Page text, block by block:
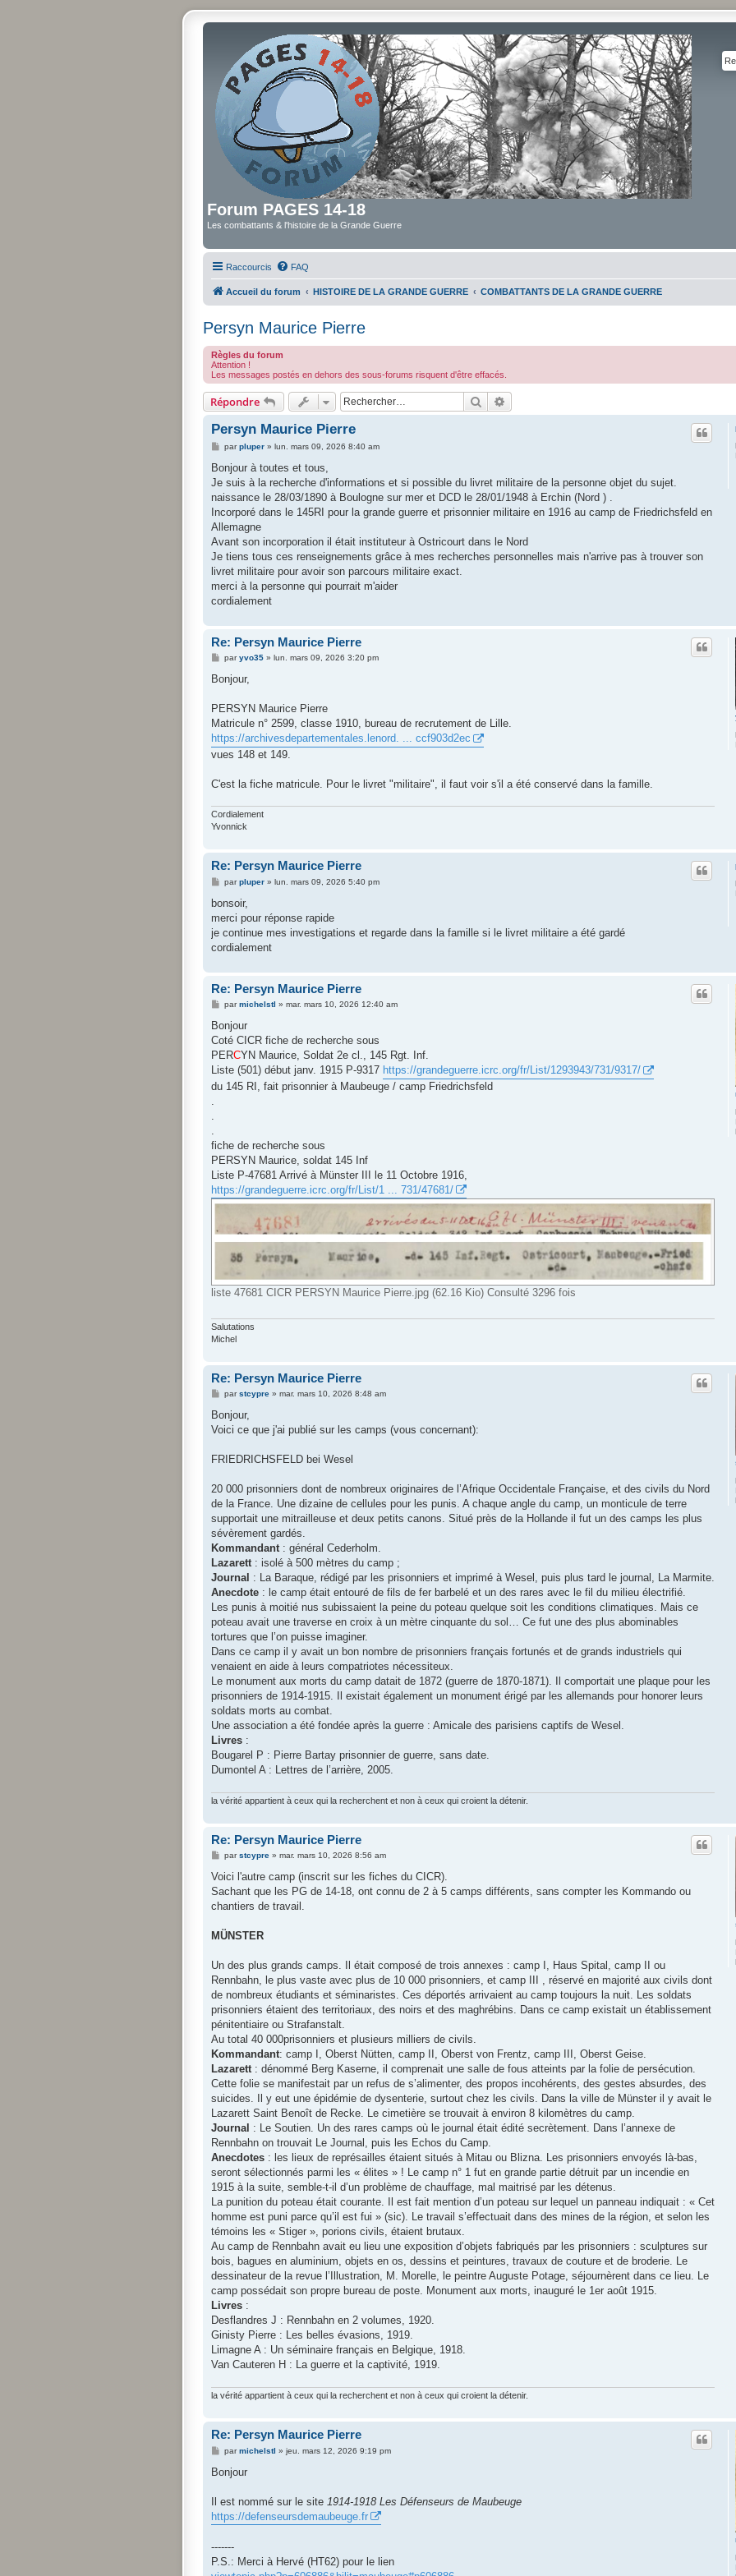
Forum PAGES 14-18
Les combattants & l'histoire de la Grande Guerre
Raccourcis FAQ
Accueil du forum HISTOIRE DE LA GRANDE GUERRE COMBATTANTS DE LA GRANDE GUERRE
Persyn Maurice Pierre
Règles du forum
Attention !
Les messages postés en dehors des sous-forums risquent d'être effacés.
Répondre Rechercher
Persyn Maurice Pierre
M
s
a
g
parpluper» lun. mars 09, 2026 8:40 am
Bonjour à toutes et tous,
Je suis à la recherche d'informations et si possible du livret militaire de la personne objet du sujet.
naissance le 28/03/1890 à Boulogne sur mer et DCD le 28/01/1948 à Erchin (Nord ) .
Incorporé dans le 145RI pour la grande guerre et prisonnier militaire en 1916 au camp de Friedrichsfeld en
Allemagne
Avant son incorporation il était instituteur à Ostricourt dans le Nord
Je tiens tous ces renseignements grâce à mes recherches personnelles mais n'arrive pas à trouver son
livret militaire pour avoir son parcours militaire exact.
merci à la personne qui pourrait m'aider
cordialement
Re: Persyn Maurice Pierre
M
s
g
paryvo35» lun. mars 09, 2026 3:20 pm
Bonjour,
PERSYN Maurice Pierre
Matricule n° 2599, classe 1910, bureau de recrutement de Lille.
https://archivesdepartementales.lenord. ... ccf903d2ec
vues 148 et 149.
C'est la fiche matricule. Pour le livret "militaire", il faut voir s'il a été conservé dans la famille.
Cordialement
Yvonnick
Re: Persyn Maurice Pierre
M
s
a
g
parpluper» lun. mars 09, 2026 5:40 pm
bonsoir,
merci pour réponse rapide
je continue mes investigations et regarde dans la famille si le livret militaire a été gardé
cordialement
Re: Persyn Maurice Pierre
M
s
a
g
parmichelstl » mar. mars 10, 2026 12:40 am
Bonjour
Coté CICR fiche de recherche sous
PERCYN Maurice, Soldat 2e cl., 145 Rgt. Inf.
Liste (501) début janv. 1915 P-9317 https://grandeguerre.icrc.org/fr/List/1293943/731/9317/
du 145 RI, fait prisonnier à Maubeuge / camp Friedrichsfeld
fiche de recherche sous
PERSYN Maurice, soldat 145 Inf
Liste P-47681 Arrivé à Münster III le 11 Octobre 1916,
https://grandeguerre.icrc.org/fr/List/1 ... 731/47681/
liste 47681 CICR PERSYN Maurice Pierre.jpg (62.16 Kio) Consulté 3296 fois
Salutations
Michel
Re: Persyn Maurice Pierre
M
s
a
parstcypre» mar. mars 10, 2026 8:48 am
Bonjour,
Voici ce que j'ai publié sur les camps (vous concernant):
FRIEDRICHSFELD bei Wesel
20 000 prisonniers dont de nombreux originaires de l’Afrique Occidentale Française, et des civils du Nord
de la France. Une dizaine de cellules pour les punis. A chaque angle du camp, un monticule de terre
supportait une mitrailleuse et deux petits canons. Situé près de la Hollande il fut un des camps les plus
sévèrement gardés.
Kommandant: général Cederholm.
Lazarett: isolé à 500 mètres du camp ;
Journal : La Baraque, rédigé par les prisonniers et imprimé à Wesel, puis plus tard le journal, La Marmite.
Anecdote : le camp était entouré de fils de fer barbelé et un des rares avec le fil du milieu électrifié.
Les punis à moitié nus subissaient la peine du poteau quelque soit les conditions climatiques. Mais ce
poteau avait une traverse en croix à un mètre cinquante du sol… Ce fut une des plus abominables
tortures que l’on puisse imaginer.
Dans ce camp il y avait un bon nombre de prisonniers français fortunés et de grands industriels qui
venaient en aide à leurs compatriotes nécessiteux.
Le monument aux morts du camp datait de 1872 (guerre de 1870-1871). Il comportait une plaque pour les
prisonniers de 1914-1915. Il existait également un monument érigé par les allemands pour honorer leurs
soldats morts au combat.
Une association a été fondée après la guerre : Amicale des parisiens captifs de Wesel.
Livres :
Bougarel P : Pierre Bartay prisonnier de guerre, sans date.
Dumontel A : Lettres de l’arrière, 2005.
la vérité appartient à ceux qui la recherchent et non à ceux qui croient la détenir.
Re: Persyn Maurice Pierre
M
s
a
g
parstcypre» mar. mars 10, 2026 8:56 am
Voici l'autre camp (inscrit sur les fiches du CICR).
Sachant que les PG de 14-18, ont connu de 2 à 5 camps différents, sans compter les Kommando ou
chantiers de travail.
MÜNSTER
Un des plus grands camps. Il était composé de trois annexes : camp I, Haus Spital, camp II ou
Rennbahn, le plus vaste avec plus de 10 000 prisonniers, et camp III , réservé en majorité aux civils dont
de nombreux étudiants et séminaristes. Ces déportés arrivaient au camp toujours la nuit. Les soldats
prisonniers étaient des territoriaux, des noirs et des maghrébins. Dans ce camp existait un établissement
pénitentiaire ou Strafanstalt.
Au total 40 000prisonniers et plusieurs milliers de civils.
Kommandant: camp I, Oberst Nütten, camp II, Oberst von Frentz, camp III, Oberst Geise.
Lazarett: dénommé Berg Kaserne, il comprenait une salle de fous atteints par la folie de persécution.
Cette folie se manifestait par un refus de s’alimenter, des propos incohérents, des gestes absurdes, des
suicides. Il y eut une épidémie de dysenterie, surtout chez les civils. Dans la ville de Münster il y avait le
Lazarett Saint Benoît de Recke. Le cimetière se trouvait à environ 8 kilomètres du camp.
Journal : Le Soutien. Un des rares camps où le journal était édité secrètement. Dans l’annexe de
Rennbahn on trouvait Le Journal, puis les Echos du Camp.
Anecdotes : les lieux de représailles étaient situés à Mitau ou Blizna. Les prisonniers envoyés là-bas,
seront sélectionnés parmi les « élites » ! Le camp n° 1 fut en grande partie détruit par un incendie en
1915 à la suite, semble-t-il d’un problème de chauffage, mal maitrisé par les détenus.
La punition du poteau était courante. Il est fait mention d’un poteau sur lequel un panneau indiquait : « Cet
homme est puni parce qu’il est fui » (sic). Le travail s’effectuait dans des mines de la région, et selon les
témoins les « Stiger », porions civils, étaient brutaux.
Au camp de Rennbahn avait eu lieu une exposition d’objets fabriqués par les prisonniers : sculptures sur
bois, bagues en aluminium, objets en os, dessins et peintures, travaux de couture et de broderie. Le
dessinateur de la revue l’Illustration, M. Morelle, le peintre Auguste Potage, séjournèrent dans ce lieu. Le
camp possédait son propre bureau de poste. Monument aux morts, inauguré le 1er août 1915.
Livres :
Desflandres J : Rennbahn en 2 volumes, 1920.
Ginisty Pierre : Les belles évasions, 1919.
Limagne A : Un séminaire français en Belgique, 1918.
Van Cauteren H : La guerre et la captivité, 1919.
la vérité appartient à ceux qui la recherchent et non à ceux qui croient la détenir.
Re: Persyn Maurice Pierre
M
s
g
parmichelstl » jeu. mars 12, 2026 9:19 pm
Bonjour
Il est nommé sur le site 1914-1918 Les Défenseurs de Maubeuge
https://defenseursdemaubeuge.fr
-------
P.S.: Merci à Hervé (HT62) pour le lien